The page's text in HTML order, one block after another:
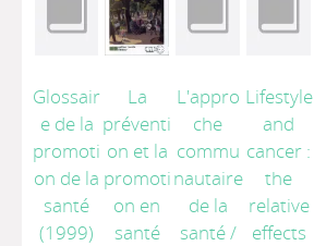
Glossair
e de la
promoti
on de la
santé
(1999)
La
préventi
on et la
promoti
on en
santé
L'appro
che
commu
nautaire
de la
santé/
Lifestyle
and
cancer :
the
relative
effects